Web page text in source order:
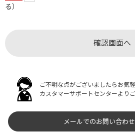
る）
ご不明な点がございましたらお気
カスタマーサポートセンターより
メールでのお問い合わ